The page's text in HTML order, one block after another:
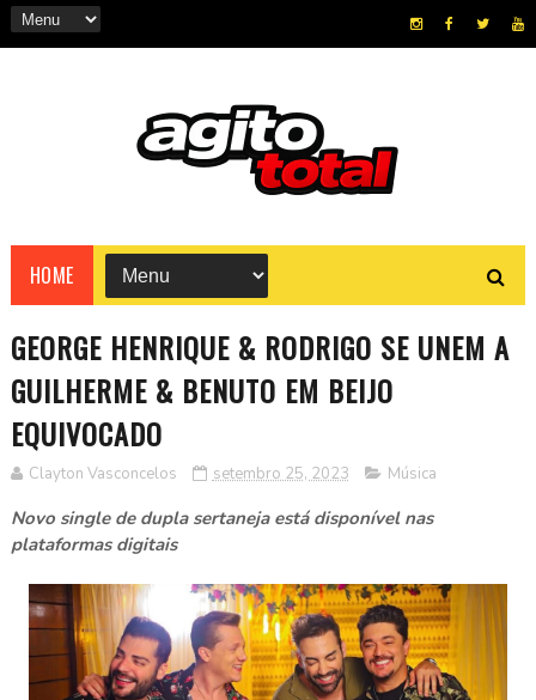
HOME
GEORGE HENRIQUE & RODRIGO SE UNEM A
GUILHERME & BENUTO EM BEIJO
EQUIVOCADO
Clayton Vasconcelos setembro 25, 2023 Música
Novo single de dupla sertaneja está disponível nas
plataformas digitais